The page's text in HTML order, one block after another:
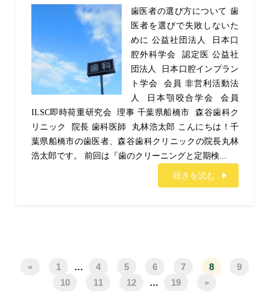
歯医者の選び方について 歯
医者を選びで失敗しないた
めに 公益社団法人 日本口
腔外科学会 認定医 公益社
団法人 日本口腔インプラン
ト学会 会員 非営利活動法
人 日本顎咬合学会 会員
ILSC即時荷重研究会 理事 千葉県船橋市 森谷歯科ク
リニック 院長 歯科医師 丸林浩太郎 こんにちは！千
葉県船橋市の歯医者、森谷歯科クリニックの院長丸林
浩太郎です。 前回は『歯のクリーニングと定期検...
続きを読む
« 1 … 4 5 6 7 8
9
10
11 12 … 19 »